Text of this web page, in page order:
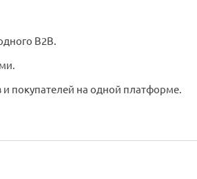
B2B.
покупателей на одной платформе.